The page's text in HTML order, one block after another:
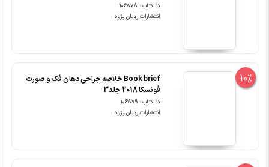
کد کتاب : 106878
انتشارات رویان پژوه
10%
Book brief خلاصه جراحی دهان فک و صورت
فونسکا 2018 جلد3
کد کتاب : 106879
انتشارات رویان پژوه